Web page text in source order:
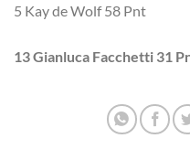
5 Kay de Wolf 58 Pnt
13 Gianluca Facchetti 31